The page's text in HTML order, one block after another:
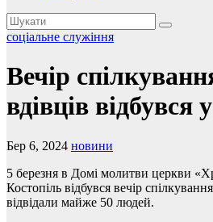
соціальне служіння
Вечір
вдівців відбувся
Бер 6, 2024 новини
5 березня в Домі молитви церкви
Костопіль відбувся вечір
відвідали майже 50 людей.